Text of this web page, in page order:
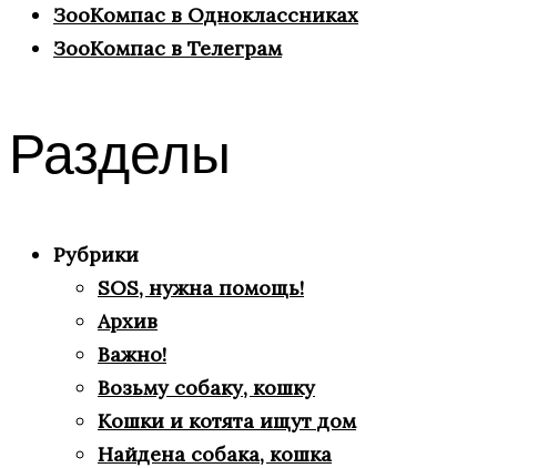
ЗооКомпас в Одноклассниках
ЗооКомпас в Телеграм
Разделы
Рубрики
SOS, нужна помощь!
Архив
Важно!
Возьму собаку, кошку
Кошки и котята ищут дом
Найдена собака, кошка